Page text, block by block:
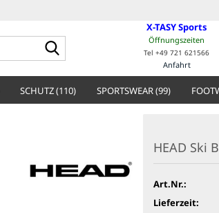
X-TASY Sports
Öffnungszeiten
Tel +49 721 621566
Anfahrt
SCHUTZ (110) SPORTSWEAR (99)
HEAD Ski
Art.Nr.:
Lieferzeit: